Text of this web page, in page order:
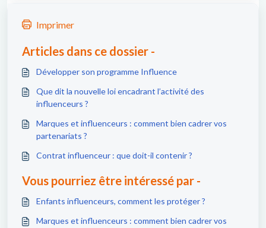
Imprimer
Articles dans ce dossier -
Développer son programme Influence
Que dit la nouvelle loi encadrant l’activité des
influenceurs ?
Marques et influenceurs : comment bien cadrer vos
partenariats ?
Contrat influenceur : que doit-il contenir ?
Vous pourriez être intéressé par -
Enfants influenceurs, comment les protéger ?
Marques et influenceurs : comment bien cadrer vos